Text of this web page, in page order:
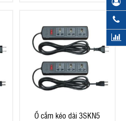
Ổ cắm kéo dài 3SKN5